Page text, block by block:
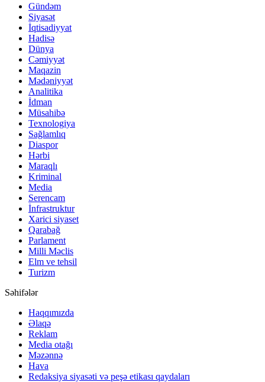
Gündəm
Siyasət
İqtisadiyyat
Hadisə
Dünya
Cəmiyyət
Maqazin
Mədəniyyət
Analitika
İdman
Müsahibə
Texnologiya
Sağlamlıq
Diaspor
Hərbi
Maraqlı
Kriminal
Media
Serencam
İnfrastruktur
Xarici siyaset
Qarabağ
Parlament
Milli Məclis
Elm ve tehsil
Turizm
Səhifələr
Haqqımızda
Əlaqə
Reklam
Media otağı
Məzənnə
Hava
Redaksiya siyasəti və peşə etikası qaydaları